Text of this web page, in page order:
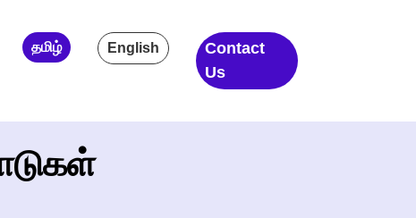
தமிழ் English
Contact
Us